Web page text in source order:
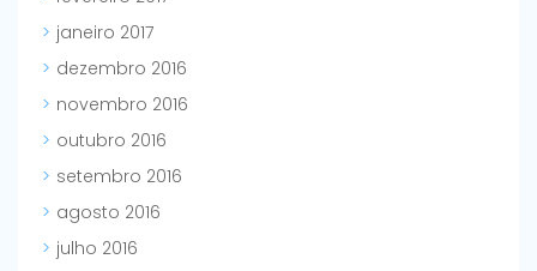
janeiro 2017
dezembro 2016
novembro 2016
outubro 2016
setembro 2016
agosto 2016
julho 2016